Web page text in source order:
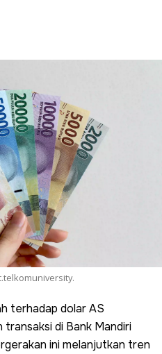
terhadap dolar AS
transaksi di Bank Mandiri
ini melanjutkan tren